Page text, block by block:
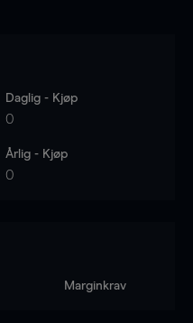
Daglig - Kjøp
0
Årlig - Kjøp
0
Marginkrav